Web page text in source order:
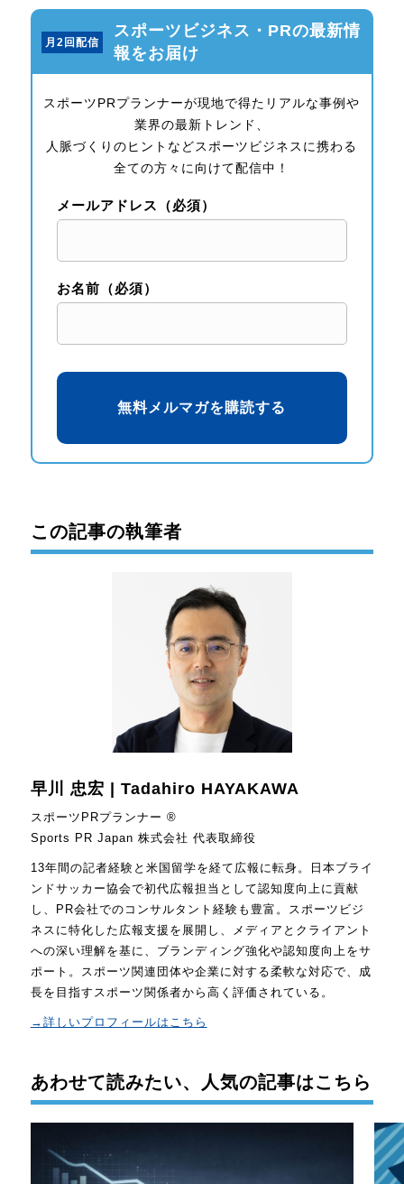
月2回配信
スポーツビジネス・PRの最新情
報をお届け
スポーツPRプランナーが現地で得たリアルな事例や
業界の最新トレンド、
人脈づくりのヒントなどスポーツビジネスに携わる
全ての方々に向けて配信中！
メールアドレス（必須）
お名前（必須）
この記事の執筆者
早川 忠宏 | Tadahiro HAYAKAWA
スポーツPRプランナー ®
Sports PR Japan 株式会社 代表取締役
13年間の記者経験と米国留学を経て広報に転身。日本ブライ
ンドサッカー協会で初代広報担当として認知度向上に貢献
し、PR会社でのコンサルタント経験も豊富。スポーツビジ
ネスに特化した広報支援を展開し、メディアとクライアント
への深い理解を基に、ブランディング強化や認知度向上をサ
ポート。スポーツ関連団体や企業に対する柔軟な対応で、成
長を目指すスポーツ関係者から高く評価されている。
→詳しいプロフィールはこちら
あわせて読みたい、人気の記事はこちら